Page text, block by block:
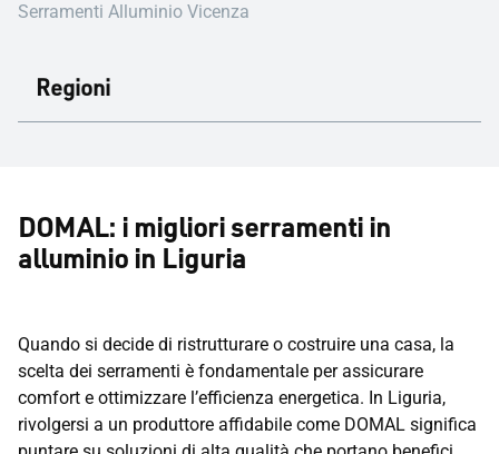
Serramenti Alluminio Vicenza
Regioni
DOMAL: i migliori serramenti in
alluminio in Liguria
Quando si decide di ristrutturare o costruire una casa, la
scelta dei serramenti è fondamentale per assicurare
comfort e ottimizzare l’efficienza energetica. In Liguria,
rivolgersi a un produttore affidabile come DOMAL significa